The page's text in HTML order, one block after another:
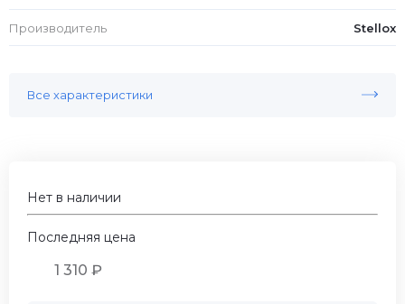
Производитель Stellox
Все характеристики
Нет в наличии
Последняя цена
1 310 ₽